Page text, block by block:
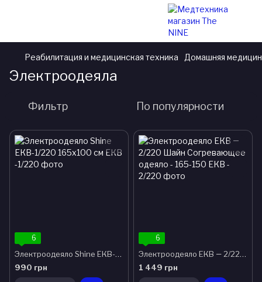
Реабилитация и медицинская техника Домашняя
Электроодеяла
Фильтр По популярности
6
Электроодеяло Shine ЕКВ-1/220 165x100 см
990 грн
6
Электроодеяло ЕКВ ― 2/220 Шайн Согревающее одеяло - 165-150
1 449 грн